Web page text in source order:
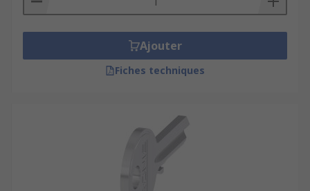
Ajouter
Fiches techniques